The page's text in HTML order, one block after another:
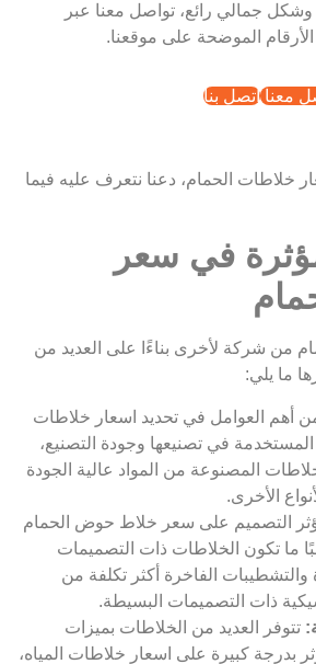
جمالي رائع، تواصل معنا عبر
الأرقام الموضحة على موقعنا.
معنا اتصل بنا
خلاطات الحمام، دعنا نتعرف عليه فيما
في سعر
من شركة لأخرى بناءًا على العديد من
ما يلي:
أهم العوامل في تحديد اسعار خلاطات
المستخدمة في تصنيعها وجودة التصنيع،
المصنوعة من المواد عالية الجودة
الأخرى.
التصميم على سعر خلاط حوض الحمام
ما تكون الخلاطات ذات التصميمات
والتشطيبات الفاخرة أكثر تكلفة من
ذات التصميمات البسيطة.
تتوفر العديد من الخلاطات بميزات
بدرجة كبيرة على اسعار خلاطات المياه،